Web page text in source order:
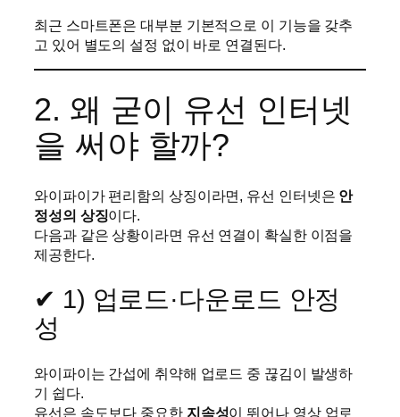
최근 스마트폰은 대부분 기본적으로 이 기능을 갖추
고 있어 별도의 설정 없이 바로 연결된다.
2. 왜 굳이 유선 인터넷
을 써야 할까?
와이파이가 편리함의 상징이라면, 유선 인터넷은 안
정성의 상징이다.
다음과 같은 상황이라면 유선 연결이 확실한 이점을
제공한다.
✔ 1) 업로드·다운로드 안정
성
와이파이는 간섭에 취약해 업로드 중 끊김이 발생하
기 쉽다.
유선은 속도보다 중요한 지속성이 뛰어나 영상 업로